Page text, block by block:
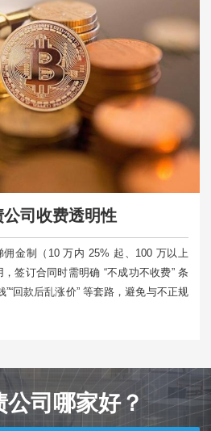
司收费透明性
佣金制（10 万内 25% 起、100 万以上
签订合同时需明确 “不成功不收费” 条
回款后乱涨价” 等套路，避免与不正规
司哪家好？